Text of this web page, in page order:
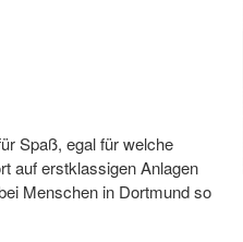
Spaß, egal für welche
auf erstklassigen Anlagen
Menschen in Dortmund so